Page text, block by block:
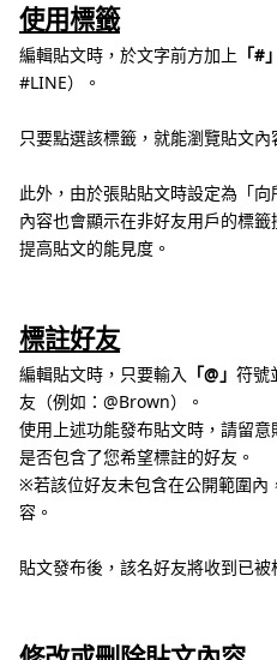
使用標籤
編輯貼文時，於文字前方加上 「#」
#LINE）。
只要點選該標籤，就能瀏覽貼文
此外，由於張貼貼文時設定為「
內容也會顯示在非好友用戶的標
提高貼文的能見度。
標註好友
編輯貼文時，只要輸入 「@」 符號
友（例如：@Brown）。
使用上述功能發布貼文時，請留
是否包含了您希望標註的好友。
※若該位好友未包含在公開範圍內
容。
貼文發布後，該名好友將收到已被